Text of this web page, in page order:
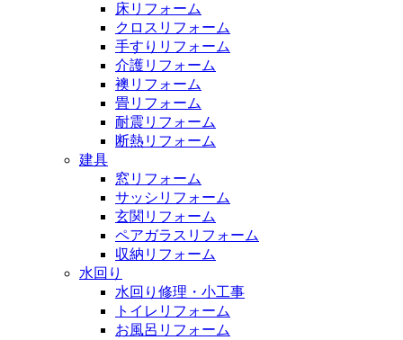
床リフォーム
クロスリフォーム
手すりリフォーム
介護リフォーム
襖リフォーム
畳リフォーム
耐震リフォーム
断熱リフォーム
建具
窓リフォーム
サッシリフォーム
玄関リフォーム
ペアガラスリフォーム
収納リフォーム
水回り
水回り修理・小工事
トイレリフォーム
お風呂リフォーム